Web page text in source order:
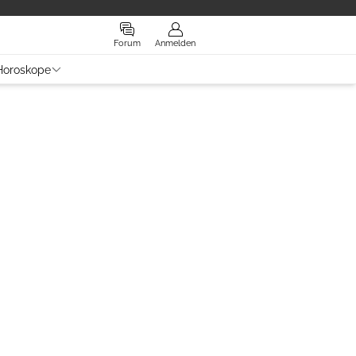
Forum Anmelden